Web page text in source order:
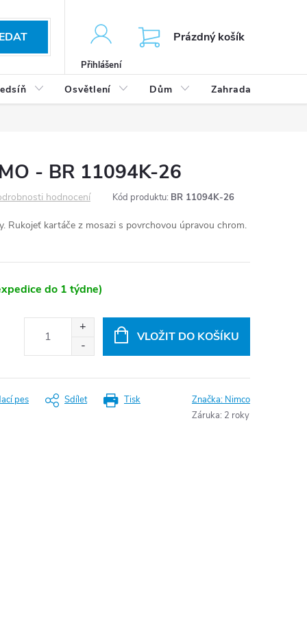
Přihlášení
Prázdný košík
Osvětlení Dům Zahrada
- BR 11094K-26
hodnocení Kód produktu: BR 11094K-26
Rukojeť kartáče z mosazi s povrchovou úpravou chrom.
do 1 týdne)
VLOŽIT DO KOŠÍKU
Tisk
pes Sdílet Značka: Nimco
Záruka: 2 roky